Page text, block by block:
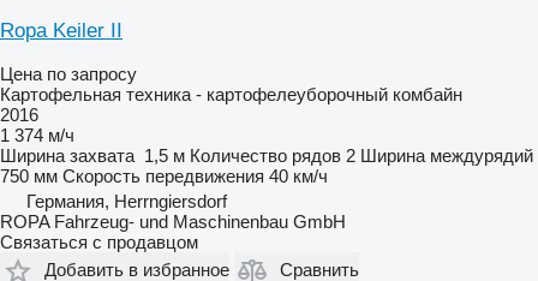
Ropa Keiler II
Цена по запросу
Картофельная техника - картофелеуборочный комбайн
2016
1 374 м/ч
Ширина захвата 1,5 м Количество рядов 2 Ширина междурядий
750 мм Скорость передвижения 40 км/ч
Германия, Herrngiersdorf
ROPA Fahrzeug- und Maschinenbau GmbH
Связаться с продавцом
Добавить в избранное
Сравнить